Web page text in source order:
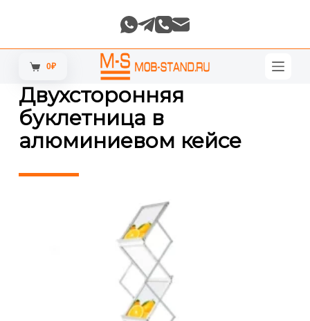
е
Корзина
0₽
Двухсторонняя
буклетница в
алюминиевом кейсе